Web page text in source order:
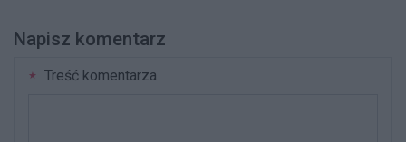
Napisz komentarz
Treść komentarza